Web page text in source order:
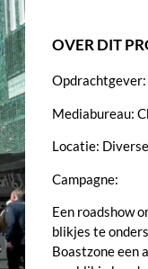
OVER DIT
Opdrachtgever:
Mediabureau:
Locatie:
Campagne:
Een roadshow
blikjes te
Boastzone een